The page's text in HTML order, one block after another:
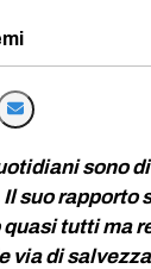
sono
Il suo
tutti ma
via di